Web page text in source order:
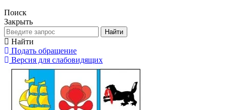
Поиск
Закрыть
Найти
Найти
Подать обращение
Версия для слабовидящих